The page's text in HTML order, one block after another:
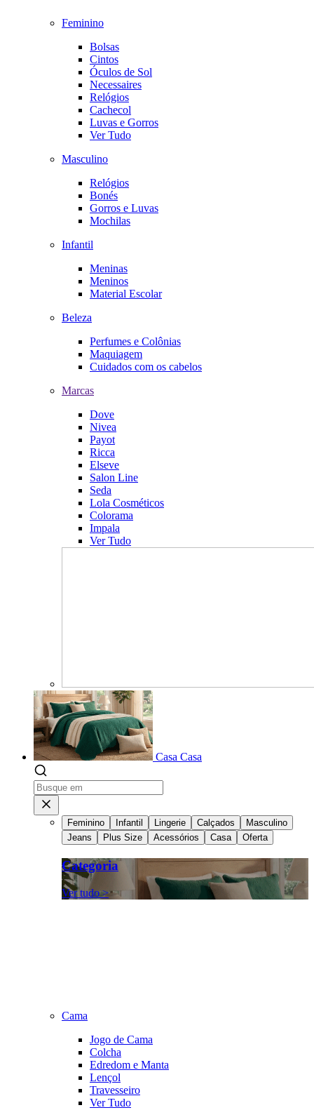
Feminino
Bolsas
Cintos
Óculos de Sol
Necessaires
Relógios
Cachecol
Luvas e Gorros
Ver Tudo
Masculino
Relógios
Bonés
Gorros e Luvas
Mochilas
Infantil
Meninas
Meninos
Material Escolar
Beleza
Perfumes e Colônias
Maquiagem
Cuidados com os cabelos
Marcas
Dove
Nivea
Payot
Ricca
Elseve
Salon Line
Seda
Lola Cosméticos
Colorama
Impala
Ver Tudo
Casa Casa
Feminino Infantil Lingerie Calçados
Masculino
Jeans
Plus Size Acessórios Casa Oferta
Categoria
Ver tudo >
Cama
Jogo de Cama
Colcha
Edredom e Manta
Lençol
Travesseiro
Ver Tudo